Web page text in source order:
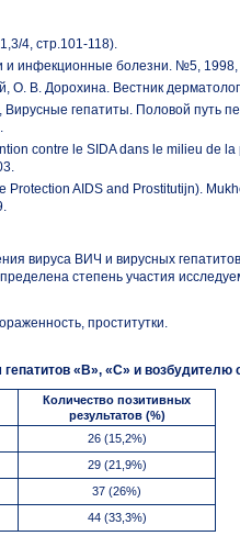
4, стр.101-118).
и инфекционные болезни. №5, 1998,
О. В. Дорохина. Вестник
гепатиты. Половой путь
contre le SIDA dans le milieu de
Protection AIDS and Prostitutijn).
вируса ВИЧ и вирусных
степень участия
проститутки.
«В», «С» и возбудителю
Количество позитивных
результатов (%)
26 (15,2%)
29 (21,9%)
37 (26%)
44 (33,3%)